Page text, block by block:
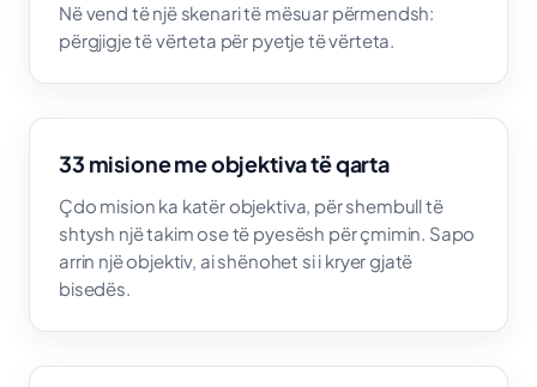
Në vend të një skenari të mësuar përmendsh:
përgjigje të vërteta për pyetje të vërteta.
33 misione me objektiva të qarta
Çdo mision ka katër objektiva, për shembull të
shtysh një takim ose të pyesësh për çmimin. Sapo
arrin një objektiv, ai shënohet si i kryer gjatë
bisedës.